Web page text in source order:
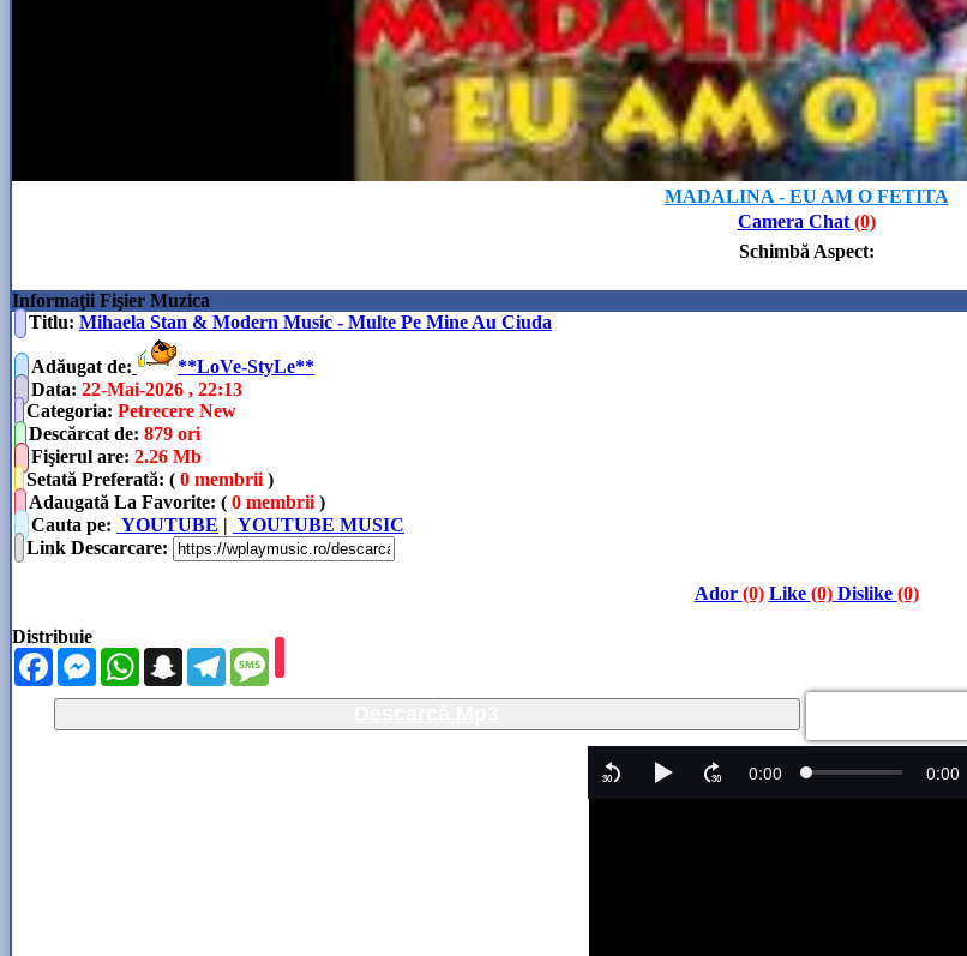
MADALINA - EU AM O FETITA
Camera Chat (0)
Schimbă Aspect:
Informaţii Fişier Muzica
Titlu: Mihaela Stan & Modern Music - Multe Pe Mine Au Ciuda
Adăugat de:
**LoVe-StyLe**
Data: 22-Mai-2026 , 22:13
Categoria: Petrecere New
Descărcat de: 879 ori
Fişierul are: 2.26 Mb
Setată Preferată: ( 0 membrii )
Adaugată La Favorite: ( 0 membrii )
Cauta pe: YOUTUBE | YOUTUBE MUSIC
Link Descarcare:
Ador (0) Like (0)Dislike (0)
Distribuie
FacebookMessengerWhatsAppSnapchatTelegram